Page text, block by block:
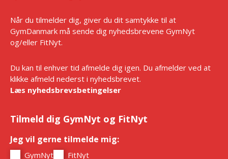
Når du tilmelder dig, giver du dit samtykke til at
GymDanmark må sende dig nyhedsbrevene GymNyt
og/eller FitNyt.
Du kan til enhver tid afmelde dig igen. Du afmelder ved at
klikke afmeld nederst i nyhedsbrevet.
Læs nyhedsbrevsbetingelser
Tilmeld dig GymNyt og FitNyt
Jeg vil gerne tilmelde mig:
GymNyt FitNyt